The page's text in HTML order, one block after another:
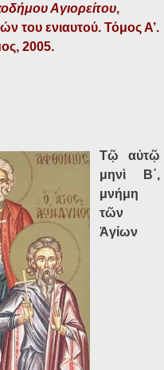
Αγιορείτου,
του ενιαυτού. Τόμος Α’.
2005.
Τῷ αὐτῷ
μηνὶ Β΄,
μνήμη
τῶν
Ἁγίων